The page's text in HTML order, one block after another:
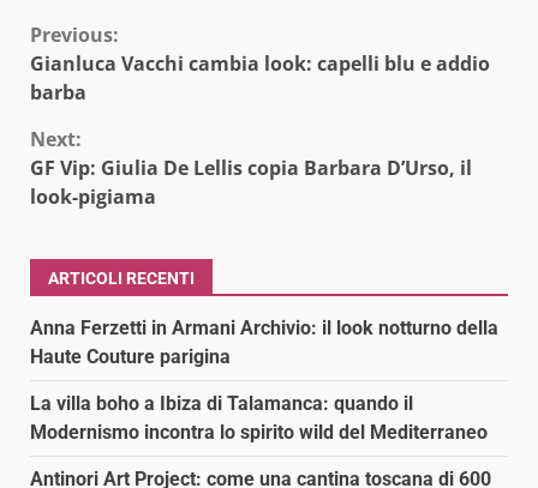
Continue
Reading
Previous:
Gianluca Vacchi cambia look: capelli blu e addio
barba
Next:
GF Vip: Giulia De Lellis copia Barbara D’Urso, il
look-pigiama
ARTICOLI RECENTI
Anna Ferzetti in Armani Archivio: il look notturno della
Haute Couture parigina
La villa boho a Ibiza di Talamanca: quando il
Modernismo incontra lo spirito wild del Mediterraneo
Antinori Art Project: come una cantina toscana di 600